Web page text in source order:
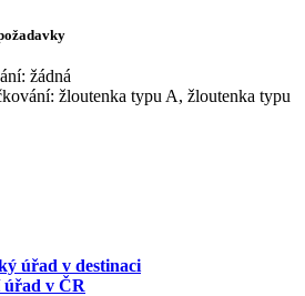
žádná
žloutenka typu A, žloutenka typu
úřad v destinaci
v ČR